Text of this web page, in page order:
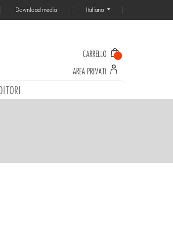
Download media Italiano
CARRELLO
AREA PRIVATI